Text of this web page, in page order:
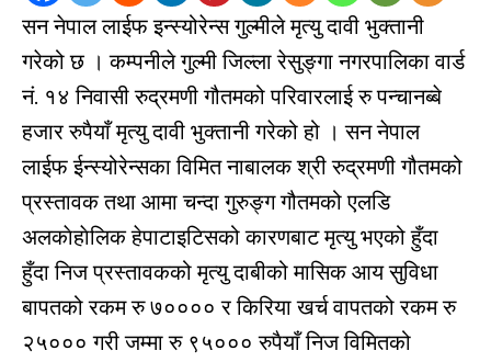
सन नेपाल लाईफ इन्स्योरेन्स गुल्मीले मृत्यु दावी भुक्तानी
गरेको छ । कम्पनीले गुल्मी जिल्ला रेसुङ्गा नगरपालिका वार्ड
नं. १४ निवासी रुद्रमणी गौतमको परिवारलाई रु पन्चानब्बे
हजार रुपैयाँ मृत्यु दावी भुक्तानी गरेको हो । सन नेपाल
लाईफ ईन्स्योरेन्सका विमित नाबालक श्री रुद्रमणी गौतमको
प्रस्तावक तथा आमा चन्दा गुरुङ्ग गौतमको एलडि
अलकाेहाेलिक हेपाटाइटिसको कारणबाट मृत्यु भएको हुँदा
हुँदा निज प्रस्तावकको मृत्यु दाबीको मासिक आय सुविधा
बापतको रकम रु ७०००० र किरिया खर्च वापतको रकम रु
२५००० गरी जम्मा रु ९५००० रुपैयाँ निज विमितको